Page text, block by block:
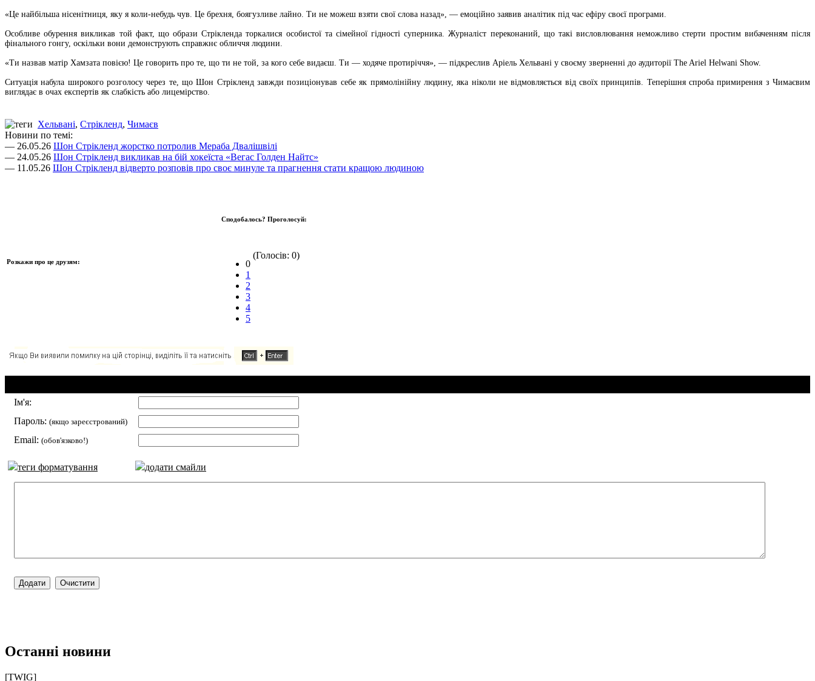
«Це найбільша нісенітниця, яку я коли-небудь чув. Це брехня, боягузливе лайно. Ти не можеш взяти свої слова назад», — емоційно заявив аналітик під час ефіру своєї програми.
Особливе обурення викликав той факт, що образи Стрікленда торкалися особистої та сімейної гідності суперника. Журналіст переконаний, що такі висловлювання неможливо стерти простим вибаченням після
фінального гонгу, оскільки вони демонструють справжнє обличчя людини.
«Ти назвав матір Хамзата повією! Це говорить про те, що ти не той, за кого себе видаєш. Ти — ходяче протиріччя», — підкреслив Аріель Хельвані у своєму зверненні до аудиторії The Ariel Helwani Show.
Ситуація набула широкого розголосу через те, що Шон Стрікленд завжди позиціонував себе як прямолінійну людину, яка ніколи не відмовляється від своїх принципів. Теперішня спроба примирення з Чимаєвим
виглядає в очах експертів як слабкість або лицемірство.
Хельвані, Стрікленд, Чимаєв
Новини по темі:
— 26.05.26 Шон Стрікленд жорстко потролив Мераба Двалішвілі
— 24.05.26 Шон Стрікленд викликав на бій хокеїста «Вегас Голден Найтс»
— 11.05.26 Шон Стрікленд відверто розповів про своє минуле та прагнення стати кращою людиною
Розкажи про це друзям:
Сподобалось? Проголосуй:
0
1
2
3
4
5
(Голосів: 0)
Ім'я:
Пароль: (якщо зареєстрований)
Email: (обов'язково!)
теги форматування додати смайли
Останні новини
[TWIG]